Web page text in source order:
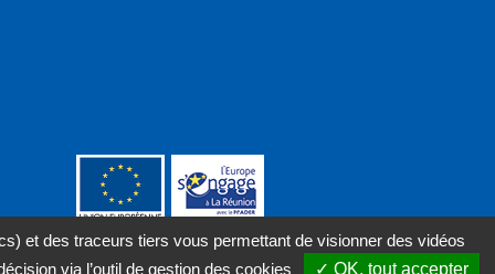
et des traceurs tiers vous permettant de visionner des vidéos
via l’outil de gestion des cookies ✓ OK, tout accepter